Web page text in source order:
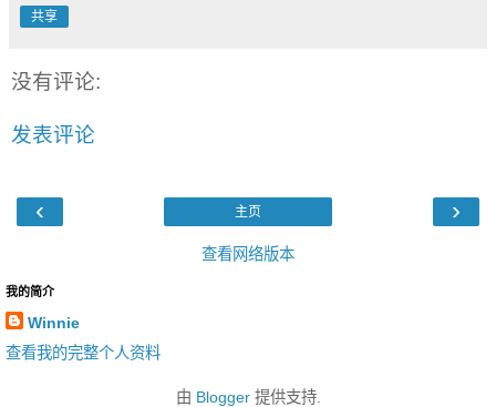
共享
没有评论:
发表评论
‹ ›
主页
查看网络版本
我的简介
Winnie
查看我的完整个人资料
由 Blogger提供支持.